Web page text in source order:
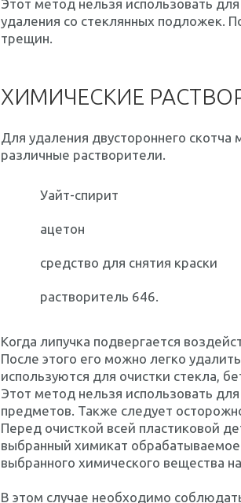
Этот метод нельзя использовать
удаления со стеклянных подложек.
трещин.
ХИМИЧЕСКИЕ
Для удаления двустороннего
различные растворители.
Уайт-спирит
ацетон
средство для снятия краски
растворитель 646.
Когда липучка подвергается
После этого его можно легко
используются для очистки стекла,
Этот метод нельзя использовать
предметов. Также следует
Перед очисткой всей пластиковой
выбранный химикат
выбранного химического вещества
В этом случае необходимо